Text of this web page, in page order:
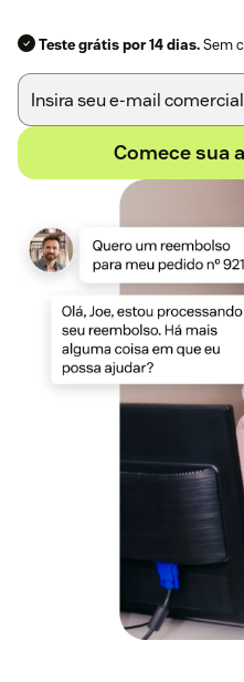
Teste grátis por 14 dias.Sem
Comece sua